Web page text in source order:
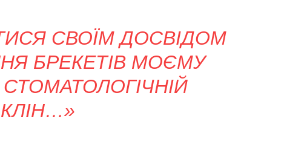
СВОЇМ ДОСВІДОМ
БРЕКЕТІВ МОЄМУ
КЛІН…»